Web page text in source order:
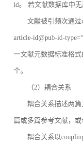
id。 若文献数据库中
文献被引频次通
article-id@pub-id-
一文献元数据标准格
个。
（2）耦合关系
耦合关系描述两
篇或多篇参考文献，
耦合关系以